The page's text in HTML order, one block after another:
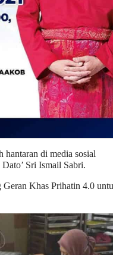
hantaran di media sosial
Sri Ismail Sabri.
Khas Prihatin 4.0